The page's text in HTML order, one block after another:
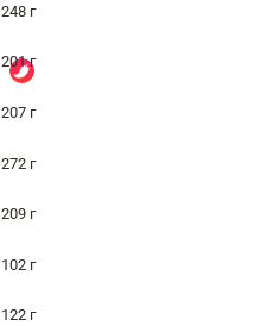
248 г
201 г
207 г
272 г
209 г
102 г
122 г